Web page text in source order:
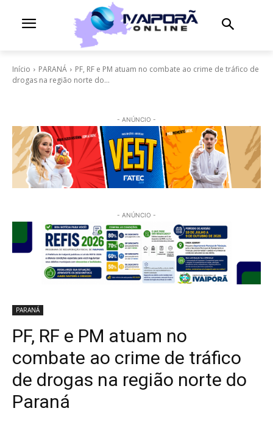
Início PARANÁ
PF, RF e PM atuam no combate ao crime de tráfico de
drogas na região norte do...
- ANÚNCIO -
- ANÚNCIO -
PARANÁ
PF, RF e PM atuam no
combate ao crime de tráfico
de drogas na região norte do
Paraná